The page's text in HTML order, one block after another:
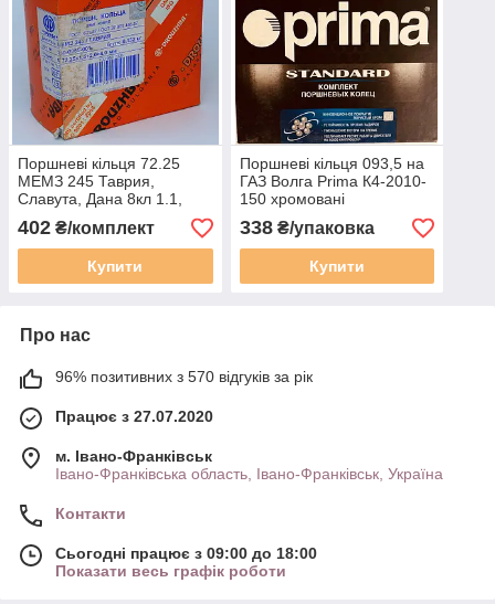
Поршневі кільця 72.25
МЕМЗ 245 Таврия,
Славута, Дана 8кл 1.1,
разм. 1.5x2.0x4.0 Дружба
DR 330-0065-001
402 ₴/комплект
Купити
Поршневі кільця 093,5 на
ГАЗ Волга Prima К4-2010-
150 хромовані
338₴/упаковка
Купити
Про нас
96% позитивних з 570 відгуків за рік
Працює з 27.07.2020
м. Івано-Франківськ
Івано-Франківська область, Івано-Франківськ, Україна
Контакти
Сьогодні працює з 09:00 до 18:00
Показати весь графік роботи